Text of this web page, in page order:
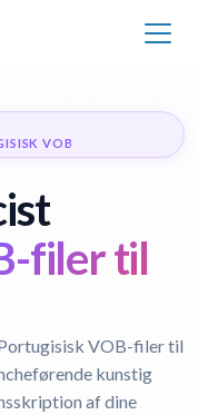
VOB
filer til
VOB-filer til
kunstig
af dine